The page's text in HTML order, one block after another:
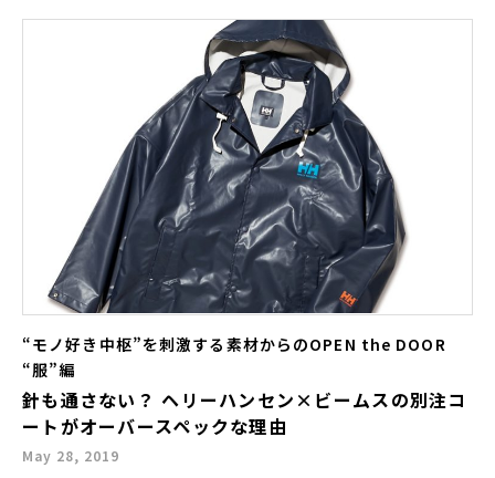
“モノ好き中枢”を刺激する素材からのOPEN the DOOR
“服”編
針も通さない？ ヘリーハンセン×ビームスの別注コ
ートがオーバースペックな理由
May 28, 2019